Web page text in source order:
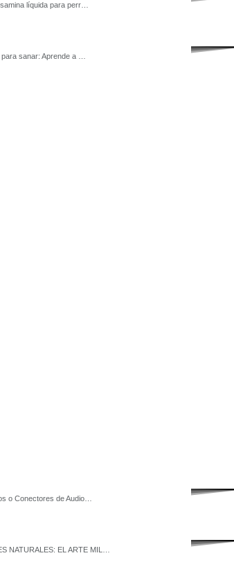
líquida para perr…
sanar: Aprende a …
o Conectores de Audio…
NATURALES: EL ARTE MIL…